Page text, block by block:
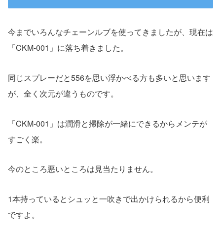
今までいろんなチェーンルブを使ってきましたが、現在は
「CKM-001」に落ち着きました。
同じスプレーだと556を思い浮かべる方も多いと思います
が、全く次元が違うものです。
「CKM-001」は潤滑と掃除が一緒にできるからメンテが
すごく楽。
今のところ悪いところは見当たりません。
1本持っているとシュッと一吹きで出かけられるから便利
ですよ。